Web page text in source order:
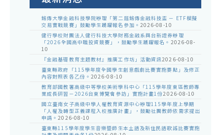
銘傳大學金融科技學院辦理「第二屆銘傳金融科技盃 － ETF模擬
交易實戰競賽」鼓勵學生踴躍報名參加。 2026-08-10
健行學校財團法人健行科技大學財務金融系與台新證券辦理
「2026全國高中職投資競賽」，鼓勵學生踴躍報名。 2026-08-
10
『金融基礎教育主題教材』推廣工作坊」活動資訊2026-08-10
臺東縣政府「115學年度全國學生創意戲劇比賽實施要點」及修正
內容對照表各乙份。 2026-08-10
教育部國教署高級中等學校美術學科中心「115學年度東區教師專
業成長研習－2026台東博覽會參訪」實施計畫1份2026-08-10
國立臺南女子高級中學人權教育資源中心辦理115學年度上學期
「人權及轉型正義課程入校推廣計畫」，鼓勵社團教師依需求提出
申請。2026-08-10
臺東縣115學年度學生音樂暨師生本土語及新住民語歌謠比賽實施